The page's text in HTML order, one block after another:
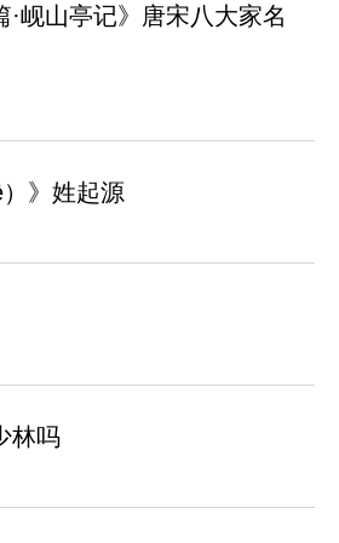
·岘山亭记》唐宋八大家名
》姓起源
林吗